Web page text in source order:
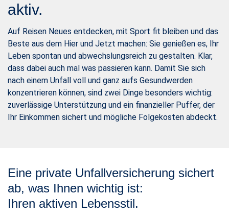
aktiv.
Auf Reisen Neues entdecken, mit Sport fit bleiben und das
Beste aus dem Hier und Jetzt machen: Sie genießen es, Ihr
Leben spontan und abwechslungsreich zu gestalten. Klar,
dass dabei auch mal was passieren kann. Damit Sie sich
nach einem Unfall voll und ganz aufs Gesundwerden
konzentrieren können, sind zwei Dinge besonders wichtig:
zuverlässige Unterstützung und ein finanzieller Puffer, der
Ihr Einkommen sichert und mögliche Folgekosten abdeckt.
Eine private Unfallversicherung sichert
ab, was Ihnen wichtig ist:
Ihren aktiven Lebensstil.